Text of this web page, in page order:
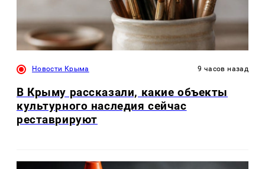
Новости Крыма 9 часов назад
В Крыму рассказали, какие объекты
культурного наследия сейчас
реставрируют